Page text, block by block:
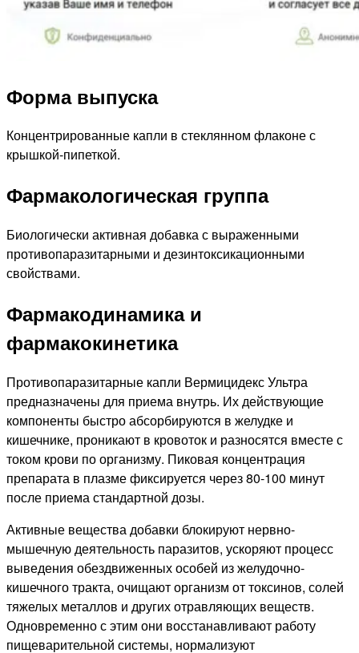
Форма выпуска
Концентрированные капли в стеклянном флаконе с
крышкой-пипеткой.
Фармакологическая группа
Биологически активная добавка с выраженными
противопаразитарными и дезинтоксикационными
свойствами.
Фармакодинамика и
фармакокинетика
Противопаразитарные капли Вермицидекс Ультра
предназначены для приема внутрь. Их действующие
компоненты быстро абсорбируются в желудке и
кишечнике, проникают в кровоток и разносятся вместе с
током крови по организму. Пиковая концентрация
препарата в плазме фиксируется через 80-100 минут
после приема стандартной дозы.
Активные вещества добавки блокируют нервно-
мышечную деятельность паразитов, ускоряют процесс
выведения обездвиженных особей из желудочно-
кишечного тракта, очищают организм от токсинов, солей
тяжелых металлов и других отравляющих веществ.
Одновременно с этим они восстанавливают работу
пищеварительной системы, нормализуют